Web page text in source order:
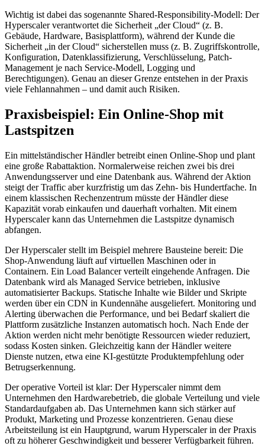
Wichtig ist dabei das sogenannte Shared-Responsibility-Modell: Der
Hyperscaler verantwortet die Sicherheit „der Cloud“ (z. B.
Gebäude, Hardware, Basisplattform), während der Kunde die
Sicherheit „in der Cloud“ sicherstellen muss (z. B. Zugriffskontrolle,
Konfiguration, Datenklassifizierung, Verschlüsselung, Patch-
Management je nach Service-Modell, Logging und
Berechtigungen). Genau an dieser Grenze entstehen in der Praxis
viele Fehlannahmen – und damit auch Risiken.
Praxisbeispiel: Ein Online-Shop mit
Lastspitzen
Ein mittelständischer Händler betreibt einen Online-Shop und plant
eine große Rabattaktion. Normalerweise reichen zwei bis drei
Anwendungsserver und eine Datenbank aus. Während der Aktion
steigt der Traffic aber kurzfristig um das Zehn- bis Hundertfache. In
einem klassischen Rechenzentrum müsste der Händler diese
Kapazität vorab einkaufen und dauerhaft vorhalten. Mit einem
Hyperscaler kann das Unternehmen die Lastspitze dynamisch
abfangen.
Der Hyperscaler stellt im Beispiel mehrere Bausteine bereit: Die
Shop-Anwendung läuft auf virtuellen Maschinen oder in
Containern. Ein Load Balancer verteilt eingehende Anfragen. Die
Datenbank wird als Managed Service betrieben, inklusive
automatisierter Backups. Statische Inhalte wie Bilder und Skripte
werden über ein CDN in Kundennähe ausgeliefert. Monitoring und
Alerting überwachen die Performance, und bei Bedarf skaliert die
Plattform zusätzliche Instanzen automatisch hoch. Nach Ende der
Aktion werden nicht mehr benötigte Ressourcen wieder reduziert,
sodass Kosten sinken. Gleichzeitig kann der Händler weitere
Dienste nutzen, etwa eine KI-gestützte Produktempfehlung oder
Betrugserkennung.
Der operative Vorteil ist klar: Der Hyperscaler nimmt dem
Unternehmen den Hardwarebetrieb, die globale Verteilung und viele
Standardaufgaben ab. Das Unternehmen kann sich stärker auf
Produkt, Marketing und Prozesse konzentrieren. Genau diese
Arbeitsteilung ist ein Hauptgrund, warum Hyperscaler in der Praxis
oft zu höherer Geschwindigkeit und besserer Verfügbarkeit führen.